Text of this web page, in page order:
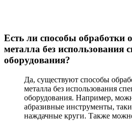
Есть ли способы обработки
металла без использования
оборудования?
Да, существуют способы
металла без использования
оборудования. Например,
абразивные инструменты,
наждачные круги. Также